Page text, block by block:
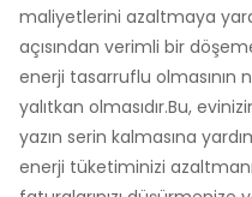
maliyetlerini azaltmaya
açısından verimli bir
enerji tasarruflu olmasının
yalıtkan olmasıdır.Bu,
yazın serin kalmasına
enerji tüketiminizi